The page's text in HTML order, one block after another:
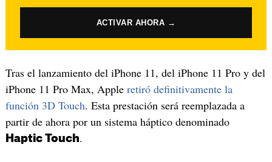
ACTIVAR AHORA →
Tras el lanzamiento del iPhone 11, del iPhone 11 Pro y del
iPhone 11 Pro Max, Apple retiró definitivamente la
función 3D Touch. Esta prestación será reemplazada a
partir de ahora por un sistema háptico denominado
Haptic Touch.